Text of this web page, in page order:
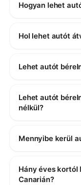
Hogyan lehet
Hol lehet autót
Lehet autót
Lehet autót
nélkül?
Mennyibe kerül
Hány éves kortól
Canarián?